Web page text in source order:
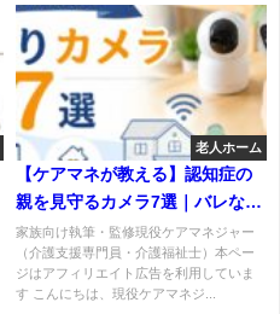
老人ホーム
【ケアマネが教える】認知症の
親を見守るカメラ7選｜バレない
設置場所も解説
家族向け執筆・監修現役ケアマネジャー
（介護支援専門員・介護福祉士）本ペー
ジはアフィリエイト広告を利用していま
す こんにちは、現役ケアマネジ...